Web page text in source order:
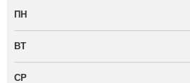
ПН
ВТ
СР